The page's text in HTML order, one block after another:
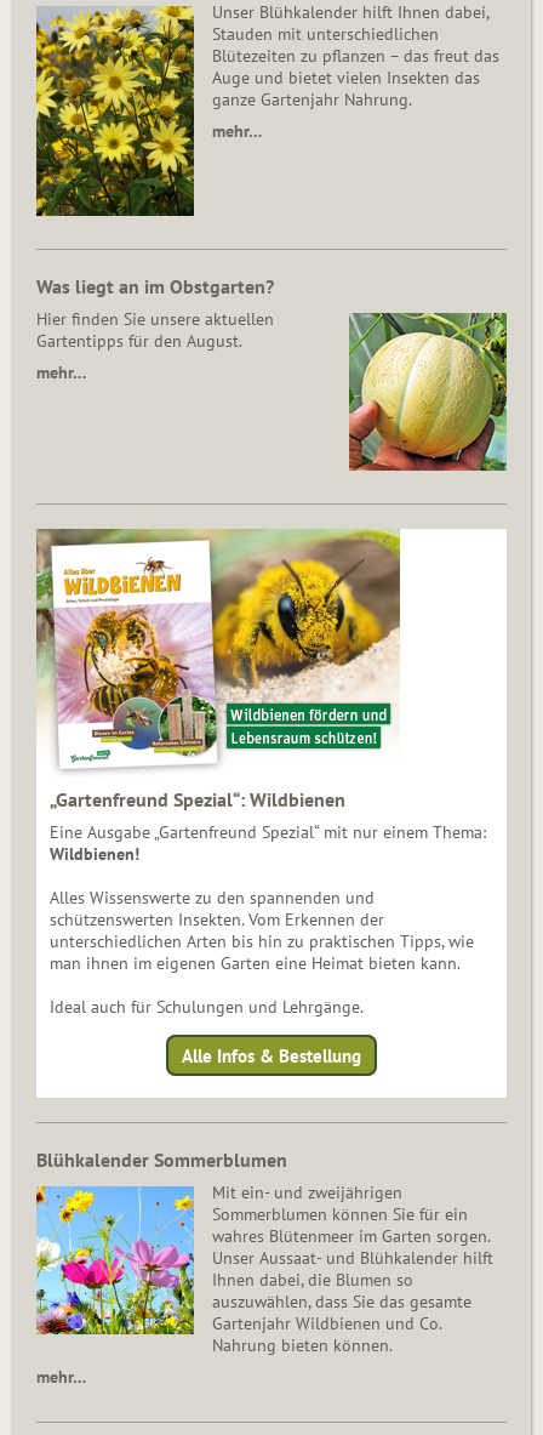
Unser Blühkalender hilft Ihnen dabei,
Stauden mit unterschiedlichen
Blütezeiten zu pflanzen – das freut das
Auge und bietet vielen Insekten das
ganze Gartenjahr Nahrung.
mehr…
Was liegt an im Obstgarten?
Hier finden Sie unsere aktuellen
Gartentipps für den August.
mehr…
„Gartenfreund Spezial“: Wildbienen
Eine Ausgabe „Gartenfreund Spezial“ mit nur einem Thema:
Wildbienen!
Alles Wissenswerte zu den spannenden und
schützenswerten Insekten. Vom Erkennen der
unterschiedlichen Arten bis hin zu praktischen Tipps, wie
man ihnen im eigenen Garten eine Heimat bieten kann.
Ideal auch für Schulungen und Lehrgänge.
Alle Infos & Bestellung
Blühkalender Sommerblumen
Mit ein- und zweijährigen
Sommerblumen können Sie für ein
wahres Blütenmeer im Garten sorgen.
Unser Aussaat- und Blühkalender hilft
Ihnen dabei, die Blumen so
auszuwählen, dass Sie das gesamte
Gartenjahr Wildbienen und Co.
Nahrung bieten können.
mehr…